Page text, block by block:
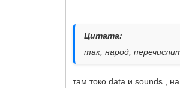
Цитата:
так, народ,
там токо data и sounds ,